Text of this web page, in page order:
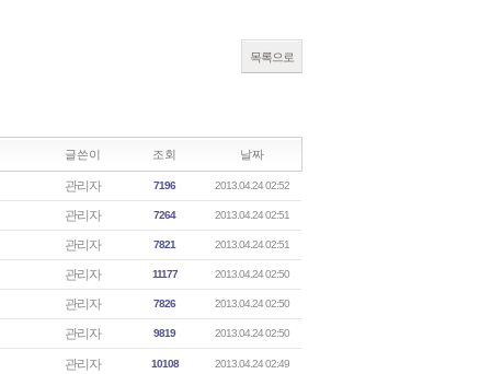
목록으로
글쓴이 조회 날짜
관리자 7196 2013.04.24 02:52
관리자 7264 2013.04.24 02:51
관리자 7821 2013.04.24 02:51
관리자 11177 2013.04.24 02:50
관리자 7826 2013.04.24 02:50
관리자 9819 2013.04.24 02:50
관리자 10108 2013.04.24 02:49